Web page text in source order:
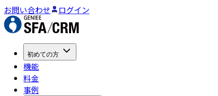
お問い合わせ ログイン
初めての方
機能
料金
事例